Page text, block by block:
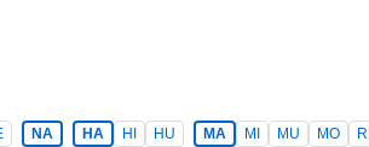
NA HA HI HU MA MI MU MO RI